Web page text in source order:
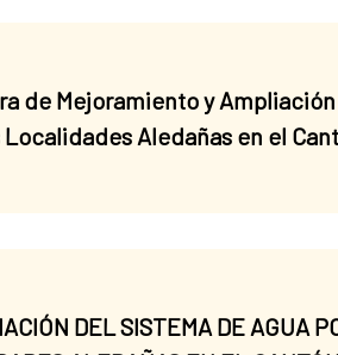
de Mejoramiento y
Aledañas en el
DEL SISTEMA DE AGUA